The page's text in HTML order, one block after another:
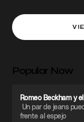
Popular Now
Romeo Beckham y
Un par de jeans
frente al espejo